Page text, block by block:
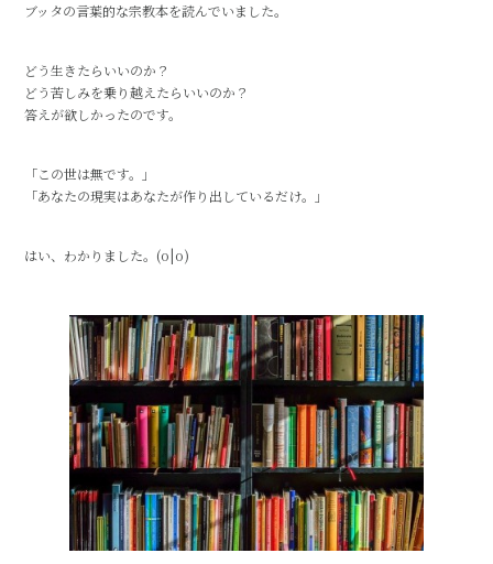
ブッタの言葉的な宗教本を読んでいました。
どう生きたらいいのか？
どう苦しみを乗り越えたらいいのか？
答えが欲しかったのです。
「この世は無です。」
「あなたの現実はあなたが作り出しているだけ。」
はい、わかりました。(o|o)